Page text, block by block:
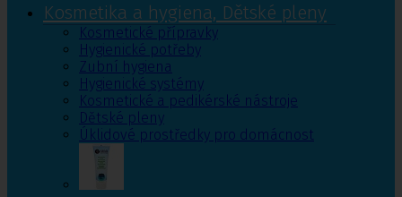
Kosmetika a hygiena, Dětské pleny
Kosmetické přípravky
Hygienické potřeby
Zubní hygiena
Hygienické systémy
Kosmetické a pedikérské nástroje
Dětské pleny
Úklidové prostředky pro domácnost